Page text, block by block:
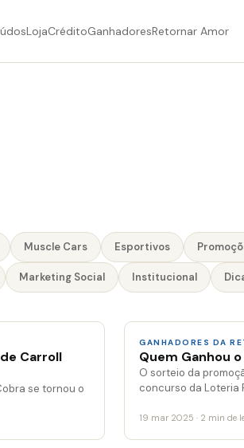
LojaCréditoGanhadoresRetornar Amor
Muscle Cars Esportivos
Marketing Social Institucional
Carroll
se tornou o
GANHADORES DA
Quem Ganhou
O sorteio da
concurso da Loteria
19 mar 2025 · 2 min de